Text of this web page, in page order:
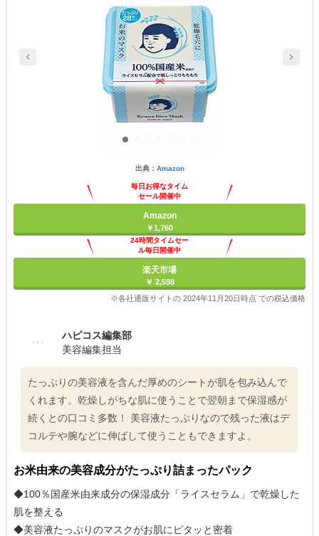
出典： Amazon
毎日お得なタイム
セール開催中
Amazon
￥1,760
24時間タイムセー
ル毎日開催中
楽天市場
￥ 2,598
※各社通販サイトの 2024年11月20日時点 での税込価格
ハピコス編集部
美容編集担当
たっぷりの美容液を含んだ厚めのシートが肌を包み込んで
くれます。乾燥しがちな肌に使うことで翌朝まで保湿感が
続くとの口コミ多数！ 美容液たっぷりなので残った液はデ
コルテや腕などに伸ばして使うこともできますよ。
お米由来の美容成分がたっぷり詰まったパック
◆100％国産米由来成分の保湿成分「ライスセラム」で乾燥した
肌を整える
◆美容液たっぷりのマスクがお肌にピタッと密着